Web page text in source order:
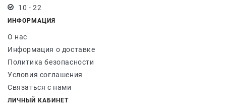
10 - 22
ИНФОРМАЦИЯ
О нас
Информация о доставке
Политика безопасности
Условия соглашения
Связаться с нами
ЛИЧНЫЙ КАБИНЕТ